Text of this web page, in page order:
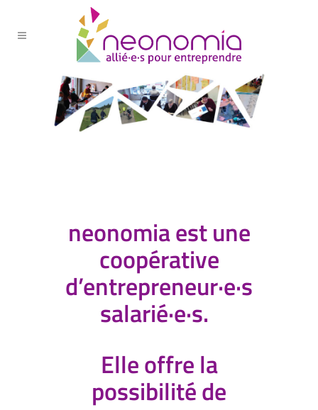
neonomia est une
coopérative
d’entrepreneur·e·s
salarié·e·s.
Elle offre la
possibilité de